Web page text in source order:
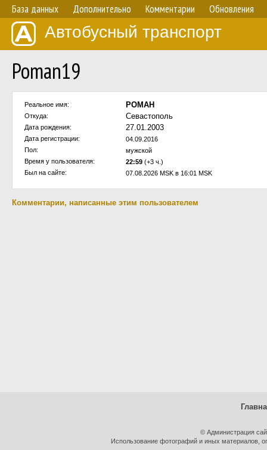
База данных Дополнительно Комментарии Обновления
Автобусный транспорт
Poman19
Реальное имя: POMAH
Откуда: Севастополь
Дата рождения: 27.01.2003
Дата регистрации:
04.09.2016
Пол:
мужской
Время у пользователя:
22:59 (+3 ч.)
Был на сайте:
07.08.2026 MSK в 16:01 MSK
Комментарии, написанные этим пользователем
© Администрация
Использование фотографий и иных материалов,